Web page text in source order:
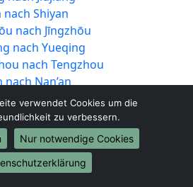
Shiyan
nach Jīngzhōu
nach Yueqing
nach Tengzhou
nach Nan’an
nach Puning
nach Guigang
nach Wenling
nach Suzhou
Yixing
verwendet Cookies um die
zu verbessern.
Nur notwendige Cookies